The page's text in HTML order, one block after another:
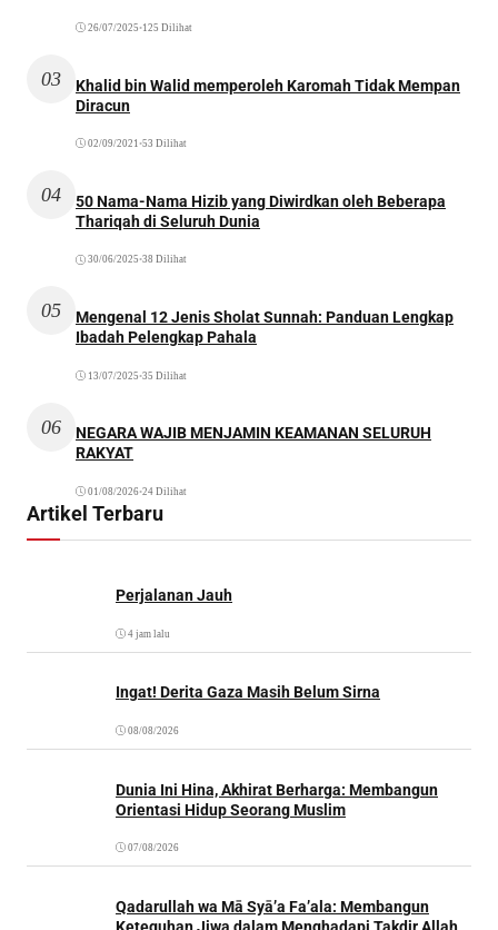
26/07/2025 •125 Dilihat
03
Khalid bin Walid memperoleh Karomah Tidak Mempan
Diracun
02/09/2021 •53 Dilihat
04
50 Nama-Nama Hizib yang Diwirdkan oleh Beberapa
Thariqah di Seluruh Dunia
30/06/2025 •38 Dilihat
05
Mengenal 12 Jenis Sholat Sunnah: Panduan Lengkap
Ibadah Pelengkap Pahala
13/07/2025 •35 Dilihat
06
NEGARA WAJIB MENJAMIN KEAMANAN SELURUH
RAKYAT
01/08/2026•24 Dilihat
Artikel Terbaru
Perjalanan Jauh
4 jam lalu
Ingat! Derita Gaza Masih Belum Sirna
08/08/2026
Dunia Ini Hina, Akhirat Berharga: Membangun
Orientasi Hidup Seorang Muslim
07/08/2026
Qadarullah wa Mā Syā’a Fa’ala: Membangun